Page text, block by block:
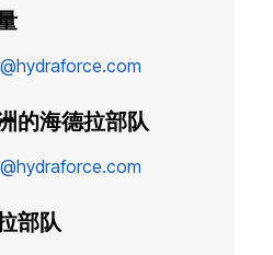
的海德拉部队
部队